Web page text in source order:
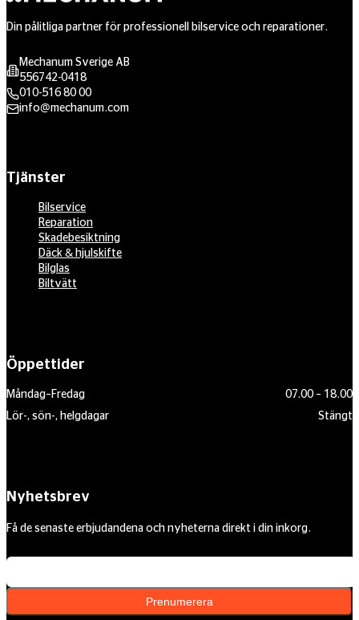
Din pålitliga partner för professionell bilservice och reparationer.
Mechanum Sverige AB
556742-0418
010-516 80 00
info@mechanum.com
Tjänster
Bilservice
Reparation
Skadebesiktning
Däck & hjulskifte
Bilglas
Biltvätt
Öppettider
Måndag–Fredag
07.00 – 18.00
Lör-, sön-, helgdagar
Stängt
Nyhetsbrev
Få de senaste erbjudandena och nyheterna direkt i din inkorg.
Prenumerera